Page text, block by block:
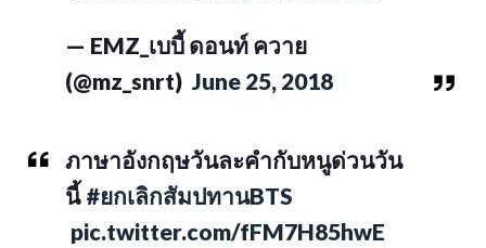
— EMZ_เบบี้ ดอนท์ ควาย
(@mz_snrt) June 25, 2018
ภาษาอังกฤษวันละคำกับหนูด่วนวัน
นี้ #ยกเลิกสัมปทานBTS
pic.twitter.com/fFM7H85hwE